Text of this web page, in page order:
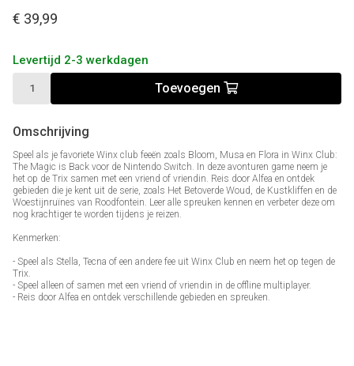
€ 39,99
Levertijd 2-3 werkdagen
Toevoegen
Omschrijving
Speel als je favoriete Winx club feeën zoals Bloom, Musa en Flora in Winx Club:
The Magic is Back voor de Nintendo Switch. In deze avonturen game neem je
het op de Trix samen met een vriend of vriendin. Reis door Alfea en ontdek
gebieden die je kent uit de serie, zoals Het Betoverde Woud, de Kustkliffen en de
Woestijnruïnes van Roodfontein. Leer alle spreuken kennen en verbeter deze om
nog krachtiger te worden tijdens je reizen.
Kenmerken:
- Speel als Stella, Tecna of een andere fee uit Winx Club en neem het op tegen de
Trix.
- Speel alleen of samen met een vriend of vriendin in de offline multiplayer.
- Reis door Alfea en ontdek verschillende gebieden en spreuken.